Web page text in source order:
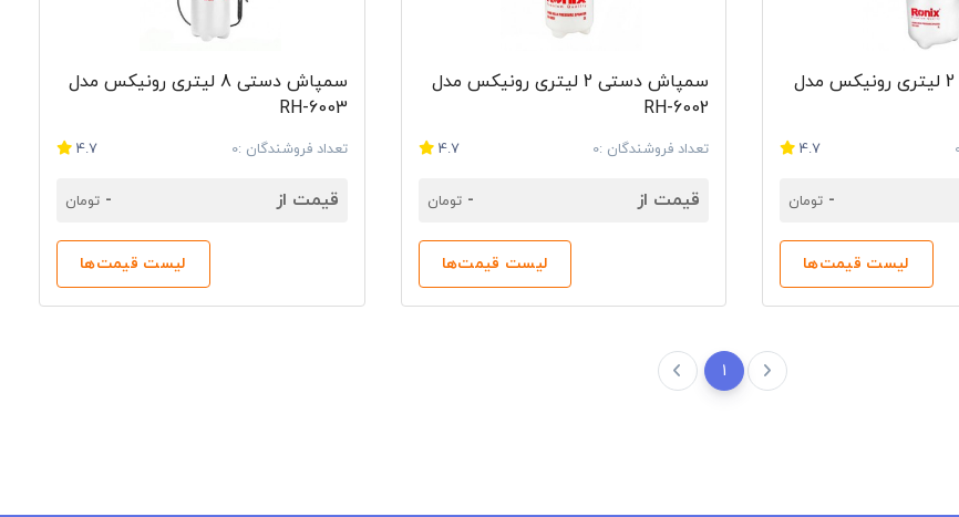
سمپاش دستی 2 لیتری رونیکس مدل
4.7
- تومان
لیست قیمت‌ها
سمپاش دستی 2 لیتری رونیکس مدل
RH-6002
تعداد فروشندگان :0 4.7
قیمت از -تومان
لیست قیمت‌ها
سمپاش دستی 8 لیتری رونیکس مدل
RH-6003
تعداد فروشندگان :0 4.7
قیمت از - تومان
لیست قیمت‌ها
1